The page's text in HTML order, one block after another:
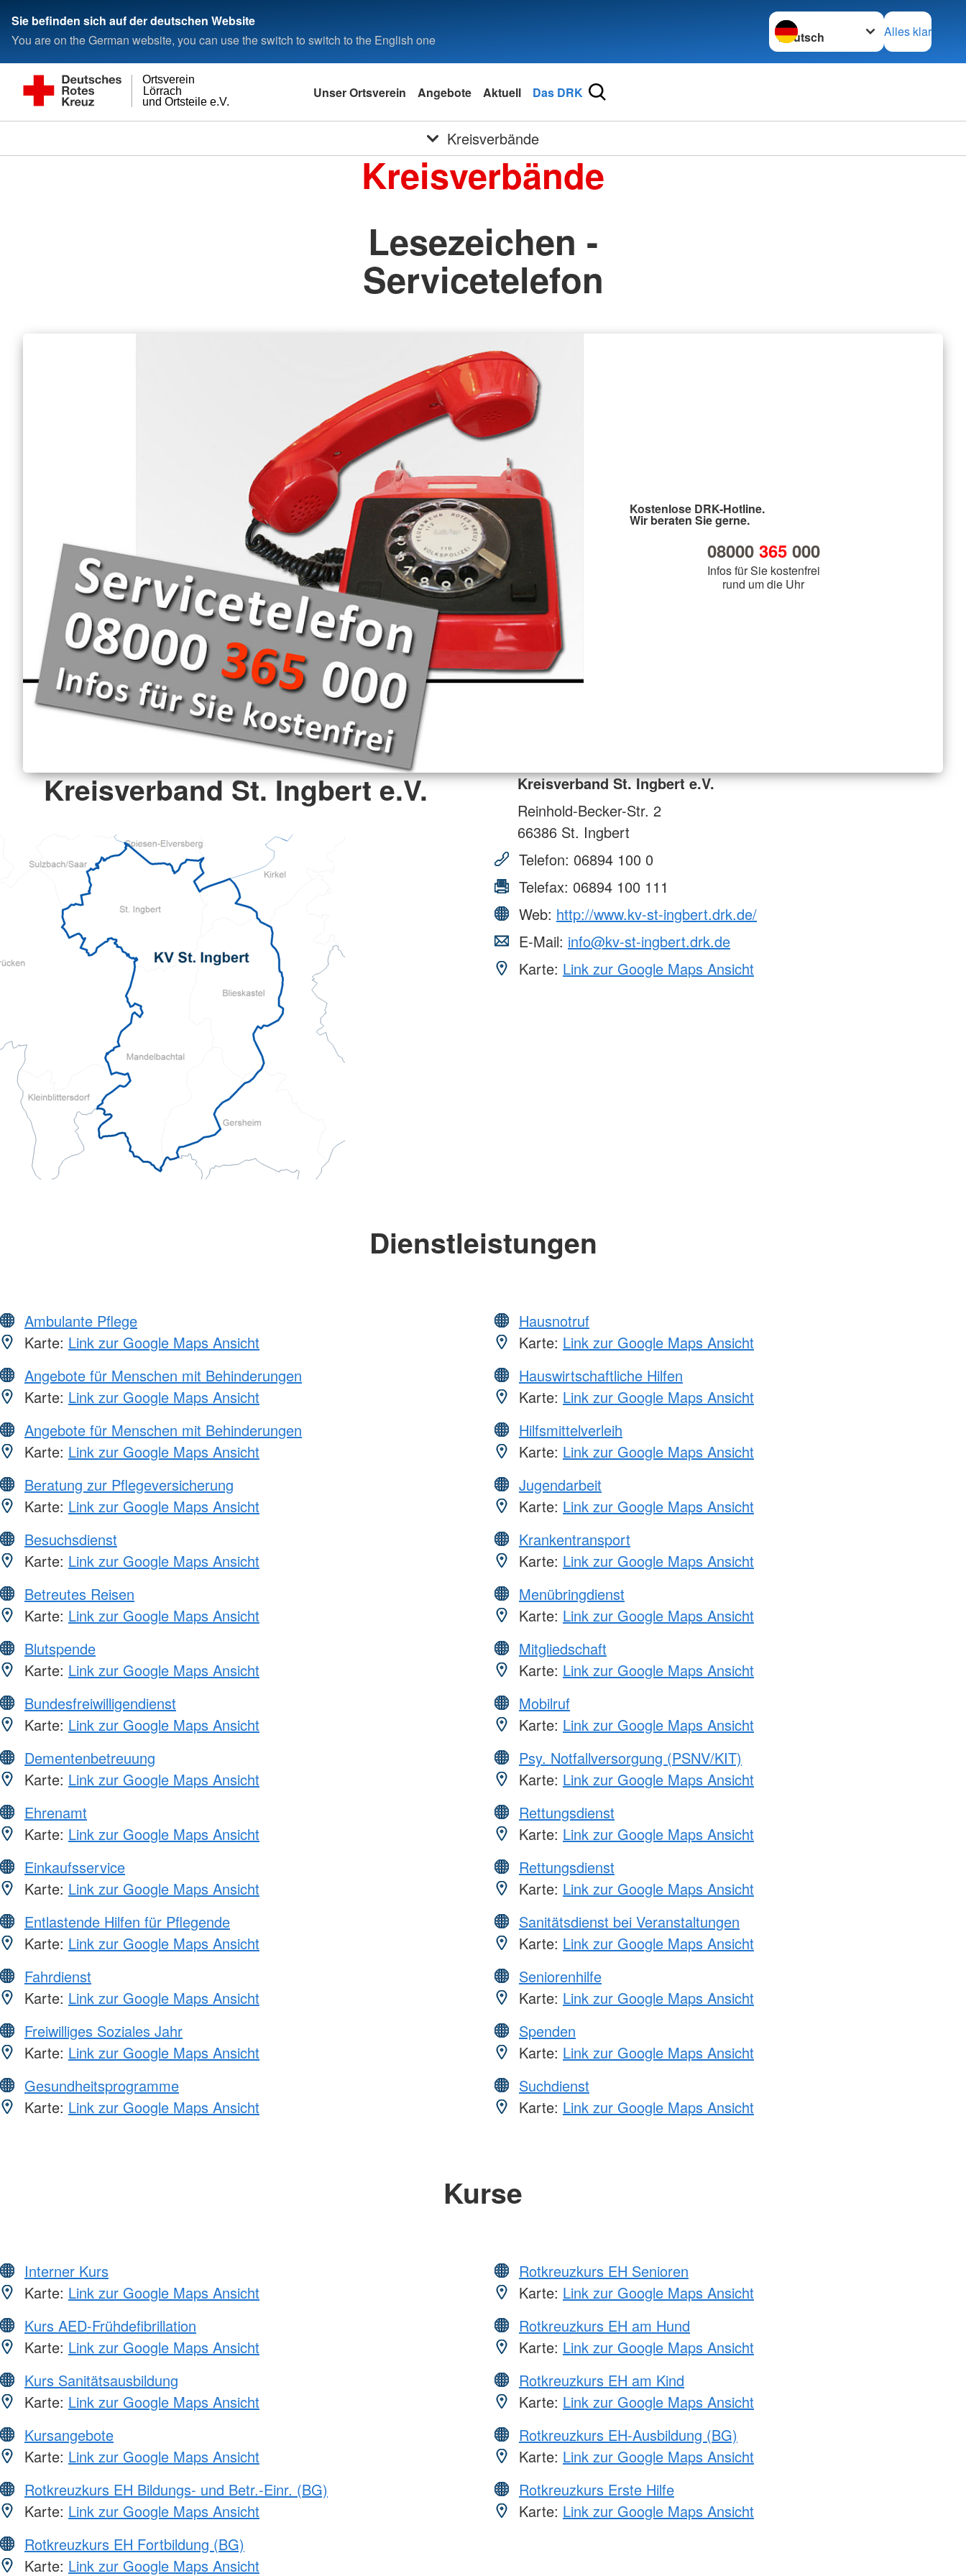
Sie befinden sich auf der deutschen Website
You are on the German website, you can use the switch to switch to the English one
Sprache wechseln zu
Alles klar
und Ortsteile e.V.
Lörrach
Ortsverein
Unser Ortsverein Angebote Aktuell Das DRK
Kreisverbände
Kreisverbände
Lesezeichen -
Servicetelefon
Kostenlose DRK-Hotline.
Wir beraten Sie gerne.
08000 365000
Infos für Sie kostenfrei
rund um die Uhr
Kreisverband St. Ingbert e.V.
Kreisverband St. Ingbert e.V.
Reinhold-Becker-Str. 2
66386 St. Ingbert
Telefon: 06894 100 0
Telefax: 06894 100 111
Web: http://www.kv-st-ingbert.drk.de/
E-Mail: info@kv-st-ingbert.drk.de
Karte: Link zur Google Maps Ansicht
Dienstleistungen
Ambulante Pflege
Karte: Link zur Google Maps Ansicht
Angebote für Menschen mit Behinderungen
Karte: Link zur Google Maps Ansicht
Angebote für Menschen mit Behinderungen
Karte: Link zur Google Maps Ansicht
Beratung zur Pflegeversicherung
Karte: Link zur Google Maps Ansicht
Besuchsdienst
Karte: Link zur Google Maps Ansicht
Betreutes Reisen
Karte: Link zur Google Maps Ansicht
Blutspende
Karte: Link zur Google Maps Ansicht
Bundesfreiwilligendienst
Karte: Link zur Google Maps Ansicht
Dementenbetreuung
Karte: Link zur Google Maps Ansicht
Ehrenamt
Karte: Link zur Google Maps Ansicht
Einkaufsservice
Karte: Link zur Google Maps Ansicht
Entlastende Hilfen für Pflegende
Karte: Link zur Google Maps Ansicht
Fahrdienst
Karte: Link zur Google Maps Ansicht
Freiwilliges Soziales Jahr
Karte: Link zur Google Maps Ansicht
Gesundheitsprogramme
Karte: Link zur Google Maps Ansicht
Hausnotruf
Karte: Link zur Google Maps Ansicht
Hauswirtschaftliche Hilfen
Karte: Link zur Google Maps Ansicht
Hilfsmittelverleih
Karte: Link zur Google Maps Ansicht
Jugendarbeit
Karte: Link zur Google Maps Ansicht
Krankentransport
Karte: Link zur Google Maps Ansicht
Menübringdienst
Karte: Link zur Google Maps Ansicht
Mitgliedschaft
Karte: Link zur Google Maps Ansicht
Mobilruf
Karte: Link zur Google Maps Ansicht
Psy. Notfallversorgung (PSNV/KIT)
Karte: Link zur Google Maps Ansicht
Rettungsdienst
Karte: Link zur Google Maps Ansicht
Rettungsdienst
Karte: Link zur Google Maps Ansicht
Sanitätsdienst bei Veranstaltungen
Karte: Link zur Google Maps Ansicht
Seniorenhilfe
Karte: Link zur Google Maps Ansicht
Spenden
Karte: Link zur Google Maps Ansicht
Suchdienst
Karte: Link zur Google Maps Ansicht
Kurse
Interner Kurs
Karte: Link zur Google Maps Ansicht
Kurs AED-Frühdefibrillation
Karte: Link zur Google Maps Ansicht
Kurs Sanitätsausbildung
Karte: Link zur Google Maps Ansicht
Kursangebote
Karte: Link zur Google Maps Ansicht
Rotkreuzkurs EH Bildungs- und Betr.-Einr. (BG)
Karte: Link zur Google Maps Ansicht
Rotkreuzkurs EH Fortbildung (BG)
Karte: Link zur Google Maps Ansicht
Rotkreuzkurs EH Senioren
Karte: Link zur Google Maps Ansicht
Rotkreuzkurs EH am Hund
Karte: Link zur Google Maps Ansicht
Rotkreuzkurs EH am Kind
Karte: Link zur Google Maps Ansicht
Rotkreuzkurs EH-Ausbildung (BG)
Karte: Link zur Google Maps Ansicht
Rotkreuzkurs Erste Hilfe
Karte: Link zur Google Maps Ansicht